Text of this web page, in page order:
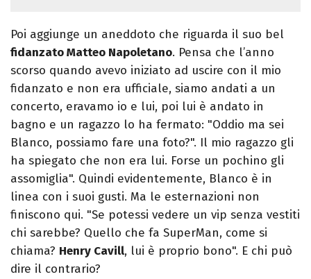
Poi aggiunge un aneddoto che riguarda il suo bel
fidanzato Matteo Napoletano. Pensa che l’anno
scorso quando avevo iniziato ad uscire con il mio
fidanzato e non era ufficiale, siamo andati a un
concerto, eravamo io e lui, poi lui è andato in
bagno e un ragazzo lo ha fermato: "Oddio ma sei
Blanco, possiamo fare una foto?". Il mio ragazzo gli
ha spiegato che non era lui. Forse un pochino gli
assomiglia". Quindi evidentemente, Blanco è in
linea con i suoi gusti. Ma le esternazioni non
finiscono qui. "Se potessi vedere un vip senza vestiti
chi sarebbe? Quello che fa SuperMan, come si
chiama? Henry Cavill, lui è proprio bono". E chi può
dire il contrario?